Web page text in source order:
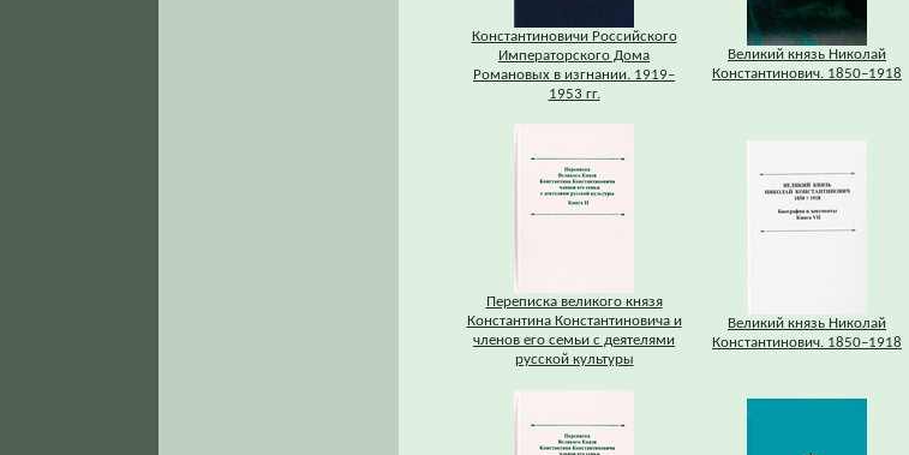
Константиновичи Российского
Императорского Дома
Романовых в изгнании. 1919–
1953 гг.
Великий князь Николай
Константинович. 1850–1918
Переписка великого князя
Константина Константиновича и
членов его семьи с деятелями
русской культуры
Великий князь Николай
Константинович. 1850–1918